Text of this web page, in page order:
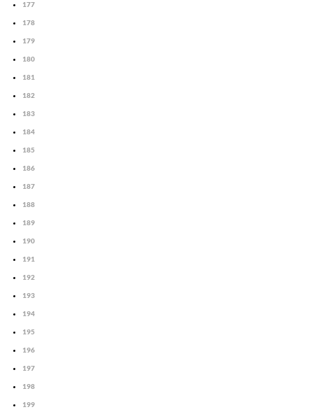
177
178
179
180
181
182
183
184
185
186
187
188
189
190
191
192
193
194
195
196
197
198
199